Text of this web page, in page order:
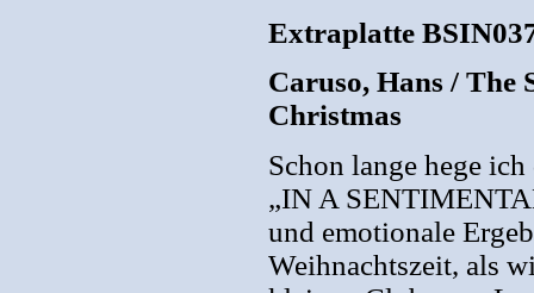
Extraplatte
Caruso, Hans / The
Christmas
Schon lange hege
„IN A
und emotionale
Weihnachtszeit, als